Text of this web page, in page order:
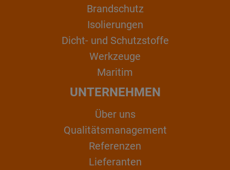
Brandschutz
Isolierungen
Dicht- und Schutzstoffe
Werkzeuge
Maritim
UNTERNEHMEN
Über uns
Qualitätsmanagement
Referenzen
Lieferanten